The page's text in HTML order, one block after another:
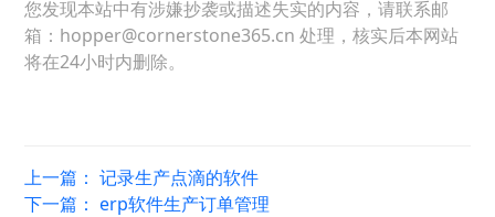
您发现本站中有涉嫌抄袭或描述失实的内容，请联系邮
箱：hopper@cornerstone365.cn 处理，核实后本网站
将在24小时内删除。
上一篇：记录生产点滴的软件
下一篇：erp软件生产订单管理